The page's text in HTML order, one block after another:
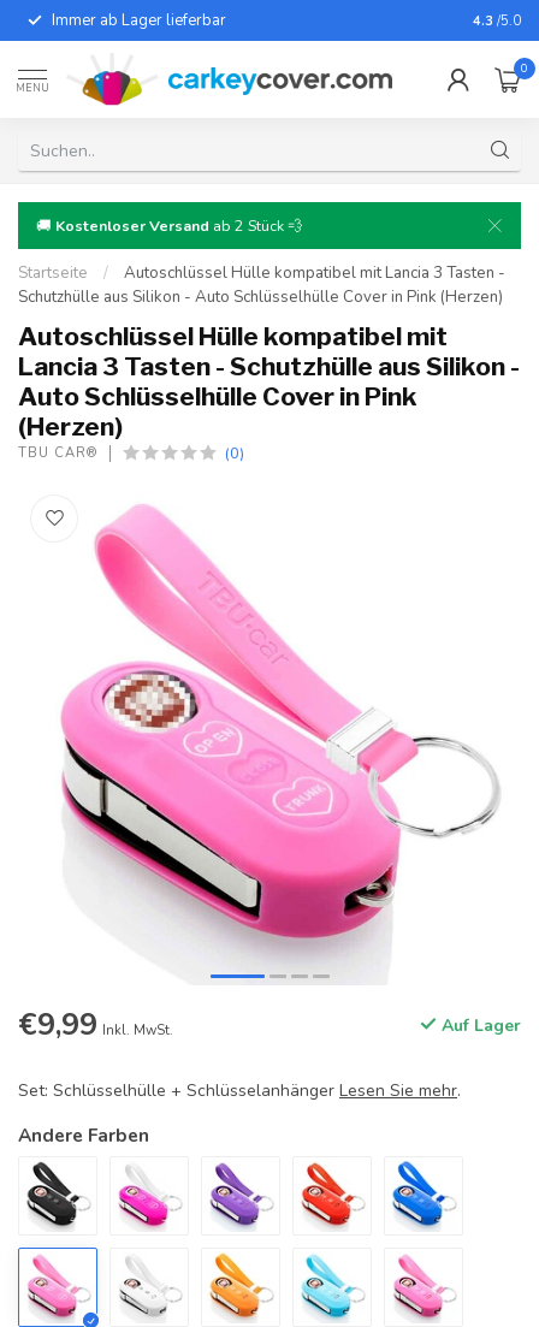
Immer ab Lager lieferbar Für fast
4.3 /5.0
MENU
0
🚚 Kostenloser Versand ab 2 Stück 💨
Startseite /
Autoschlüssel Hülle kompatibel mit Lancia 3 Tasten -
Schutzhülle aus Silikon - Auto Schlüsselhülle Cover in Pink (Herzen)
Autoschlüssel Hülle kompatibel mit
Lancia 3 Tasten - Schutzhülle aus Silikon -
Auto Schlüsselhülle Cover in Pink
(Herzen)
TBU CAR® (0)
€9,99 Inkl. MwSt. Auf Lager
Set: Schlüsselhülle + Schlüsselanhänger Lesen Sie mehr.
Andere Farben